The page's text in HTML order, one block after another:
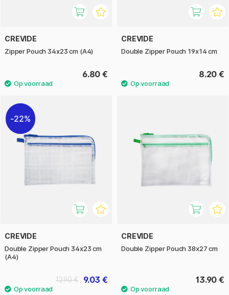
CREVIDE
Zipper Pouch 34x23 cm (A4)
6.80 €
CREVIDE
Double Zipper Pouch 19x14 cm
8.20 €
22%
CREVIDE
Double Zipper Pouch 34x23 cm
(A4)
9.03 €
12.90 €
CREVIDE
Double Zipper Pouch 38x27 cm
13.90 €